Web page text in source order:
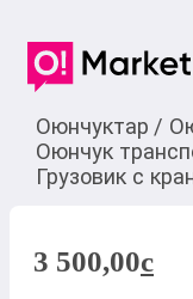
Оюнчуктар /
Оюнчук
Грузовик с
3 500,00c